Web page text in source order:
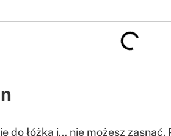
do łóżka i… nie możesz